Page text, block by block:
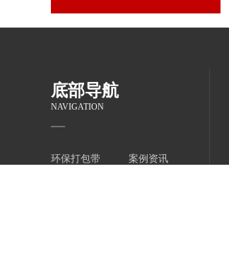
陶瓷打包带-红色
底部导航
NAVIGATION
环保打包带
案例资讯